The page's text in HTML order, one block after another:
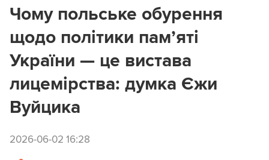
Чому польське обурення
щодо політики пам’яті
України — це вистава
лицемірства: думка Єжи
Вуйцика
2026-06-02 16:28